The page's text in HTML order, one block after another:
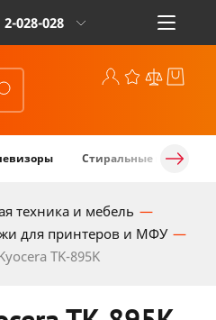
2-028-028
Стиральные машины
техника и мебель
для принтеров и МФУ
TK-895K